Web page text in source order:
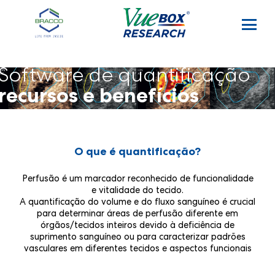
de quantificação
e benefícios
O que é quantificação?
Perfusão é um marcador reconhecido de funcionalidade
e vitalidade do tecido.
A quantificação do volume e do fluxo sanguíneo é crucial
para determinar áreas de perfusão diferente em
órgãos/tecidos inteiros devido à deficiência de
suprimento sanguíneo ou para caracterizar padrões
vasculares em diferentes tecidos e aspectos funcionais